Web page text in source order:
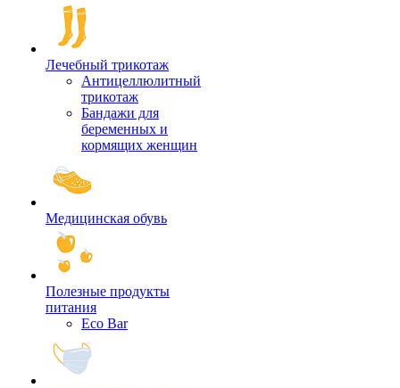
Лечебный трикотаж
Антицеллюлитный
трикотаж
Бандажи для
беременных и
кормящих женщин
Медицинская обувь
Полезные продукты
питания
Eco Bar